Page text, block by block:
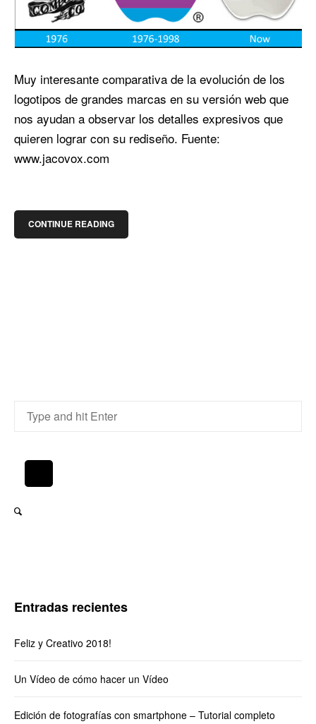
Muy interesante comparativa de la evolución de los
logotipos de grandes marcas en su versión web que
nos ayudan a observar los detalles expresivos que
quieren lograr con su rediseño. Fuente:
www.jacovox.com
CONTINUE READING
Entradas recientes
Feliz y Creativo 2018!
Un Vídeo de cómo hacer un Vídeo
Edición de fotografías con smartphone – Tutorial completo